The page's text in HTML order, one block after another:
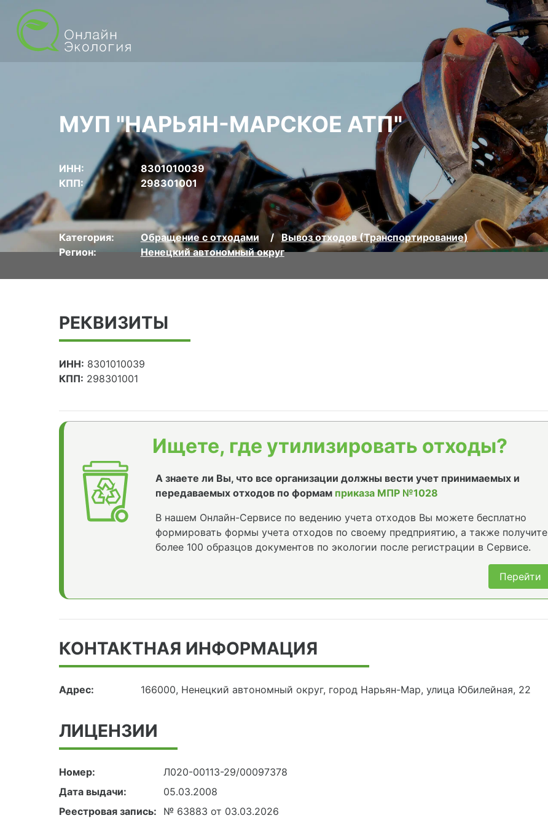
МУП "НАРЬЯН-МАРСКОЕ АТП"
ИНН:
8301010039
КПП:
298301001
Категория: Обращение с отходами
Вывоз отходов (Транспортирование)
Регион:
Ненецкий автономный округ
РЕКВИЗИТЫ
ИНН: 8301010039
КПП: 298301001
Ищете, где утилизировать отходы?
А знаете ли Вы, что все организации должны вести учет принимаемых и
передаваемых отходов по формам приказа МПР №1028
В нашем Онлайн-Сервисе по ведению учета отходов Вы можете бесплатно
формировать формы учета отходов по своему предприятию, а также получите
более 100 образцов документов по экологии после регистрации в Сервисе.
Перейти
КОНТАКТНАЯ ИНФОРМАЦИЯ
Адрес: 166000, Ненецкий автономный округ, город Нарьян-Мар, улица Юбилейная, 22
ЛИЦЕНЗИИ
Номер:
Л020-00113-29/00097378
Дата выдачи:
05.03.2008
Реестровая запись:
№ 63883 от 03.03.2026